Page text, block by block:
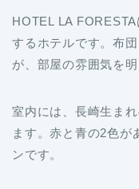
HOTEL LA
するホテルです。布
が、部屋の雰囲気を明
室内には、長崎生ま
ます。赤と青の2色が
ンです。